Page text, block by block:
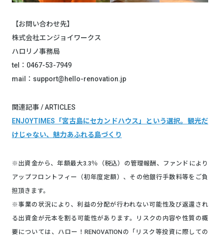
【お問い合わせ先】
株式会社エンジョイワークス
ハロリノ事務局
tel：0467-53-7949
mail：support@hello-renovation.jp
関連記事 / ARTICLES
ENJOYTIMES「宮古島にセカンドハウス」という選択。観光だ
けじゃない、魅力あふれる島づくり
※出資金から、年額最大3.3％（税込）の管理報酬、ファンドにより
アップフロントフィー（初年度定額）、その他銀行手数料等をご負
担頂きます。
※事業の状況により、利益の分配が行われない可能性及び返還され
る出資金が元本を割る可能性があります。リスクの内容や性質の概
要については、ハロー！RENOVATIONの「リスク等投資に際しての